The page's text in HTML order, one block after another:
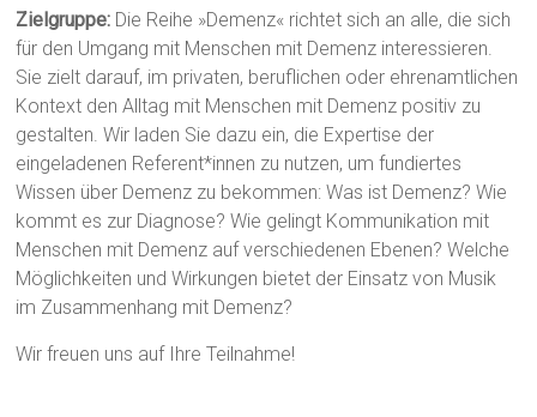
Zielgruppe: Die Reihe »Demenz« richtet sich an alle, die sich
für den Umgang mit Menschen mit Demenz interessieren.
Sie zielt darauf, im privaten, beruflichen oder ehrenamtlichen
Kontext den Alltag mit Menschen mit Demenz positiv zu
gestalten. Wir laden Sie dazu ein, die Expertise der
eingeladenen Referent*innen zu nutzen, um fundiertes
Wissen über Demenz zu bekommen: Was ist Demenz? Wie
kommt es zur Diagnose? Wie gelingt Kommunikation mit
Menschen mit Demenz auf verschiedenen Ebenen? Welche
Möglichkeiten und Wirkungen bietet der Einsatz von Musik
im Zusammenhang mit Demenz?
Wir freuen uns auf Ihre Teilnahme!